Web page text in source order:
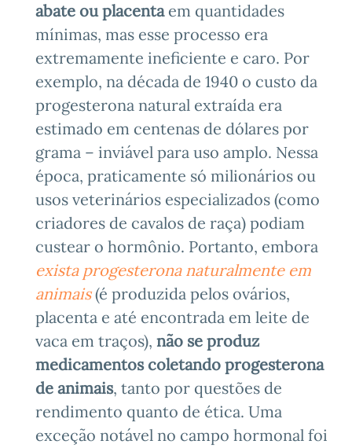
abate ou placentaem quantidades
mínimas, mas esse processo era
extremamente ineficiente e caro. Por
exemplo, na década de 1940 o custo da
progesterona natural extraída era
estimado em centenas de dólares por
grama – inviável para uso amplo. Nessa
época, praticamente só milionários ou
usos veterinários especializados (como
criadores de cavalos de raça) podiam
custear o hormônio. Portanto, embora
exista progesterona naturalmente em
animais(é produzida pelos ovários,
placenta e até encontrada em leite de
vaca em traços), não se produz
medicamentos coletando progesterona
de animais, tanto por questões de
rendimento quanto de ética. Uma
exceção notável no campo hormonal foi